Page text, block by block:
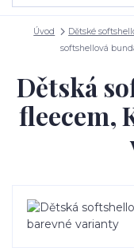
Úvod Dětské
softshellová
Dětská
fleecem,